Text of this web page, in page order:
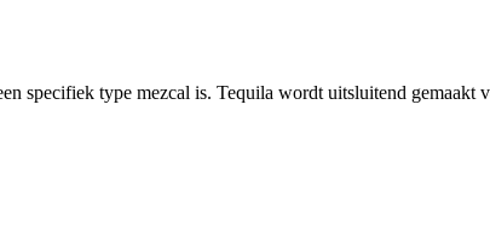
specifiek type mezcal is. Tequila wordt uitsluitend